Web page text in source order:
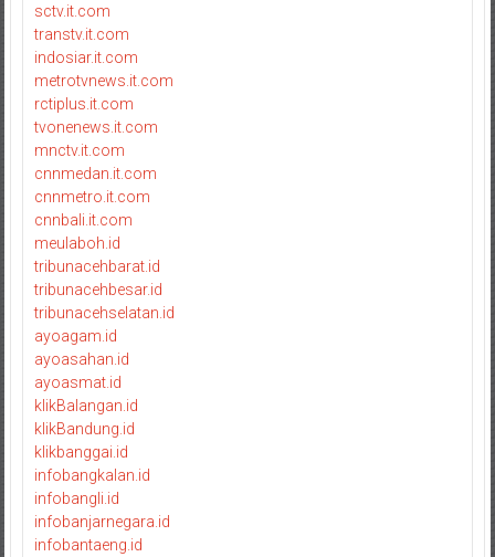
sctv.it.com
transtv.it.com
indosiar.it.com
metrotvnews.it.com
rctiplus.it.com
tvonenews.it.com
mnctv.it.com
cnnmedan.it.com
cnnmetro.it.com
cnnbali.it.com
meulaboh.id
tribunacehbarat.id
tribunacehbesar.id
tribunacehselatan.id
ayoagam.id
ayoasahan.id
ayoasmat.id
klikBalangan.id
klikBandung.id
klikbanggai.id
infobangkalan.id
infobangli.id
infobanjarnegara.id
infobantaeng.id